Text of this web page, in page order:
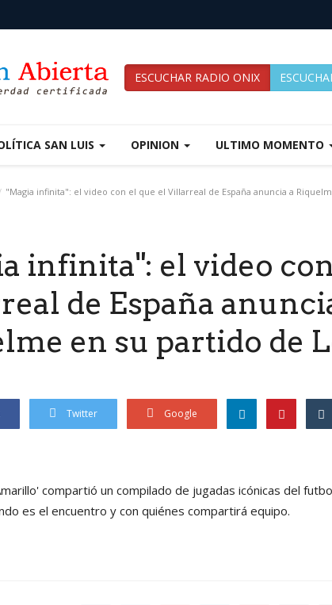
ESCUCHAR RADIO ONIX
SAN LUIS OPINION ULTIMO MOMENTO
"Magia infinita": el video con el que el Villarreal de España anuncia a
infinita": el video
de España
en su partido de
Twitter Google
compartió un compilado de jugadas icónicas del
es el encuentro y con quiénes compartirá equipo.